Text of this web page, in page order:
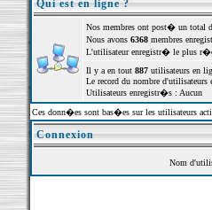
Qui est en ligne ?
Nos membres ont post� un total
Nous avons 6368membres
L'utilisateur enregistr� le plus
Il y a en tout 887utilisateurs en
Le record du nombre d'utilisateurs
Utilisateurs enregistr�s : Aucun
Ces donn�es sont bas�es sur les utilisateurs
Connexion
Nom